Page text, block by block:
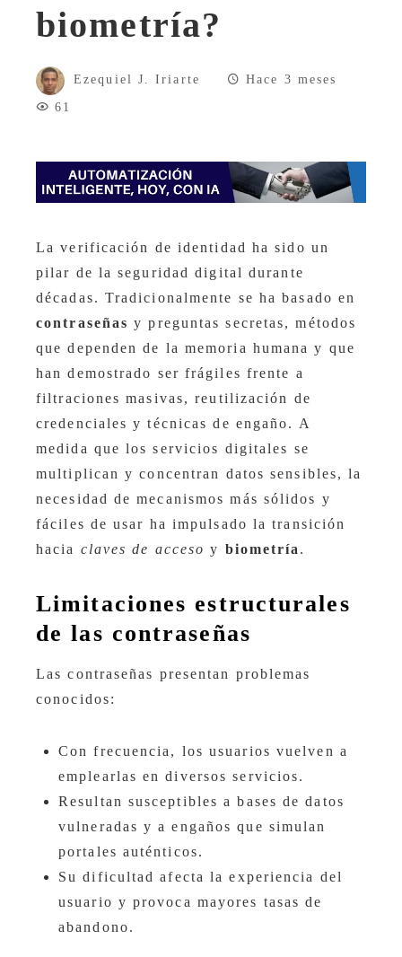
biometría?
Ezequiel J. Iriarte
Hace 3 meses
61
La verificación de identidad ha sido un
pilar de la seguridad digital durante
décadas. Tradicionalmente se ha basado en
contraseñas y preguntas secretas, métodos
que dependen de la memoria humana y que
han demostrado ser frágiles frente a
filtraciones masivas, reutilización de
credenciales y técnicas de engaño. A
medida que los servicios digitales se
multiplican y concentran datos sensibles, la
necesidad de mecanismos más sólidos y
fáciles de usar ha impulsado la transición
hacia claves de acceso y biometría .
Limitaciones estructurales
de las contraseñas
Las contraseñas presentan problemas
conocidos:
Con frecuencia, los usuarios vuelven a
emplearlas en diversos servicios.
Resultan susceptibles a bases de datos
vulneradas y a engaños que simulan
portales auténticos.
Su dificultad afecta la experiencia del
usuario y provoca mayores tasas de
abandono.